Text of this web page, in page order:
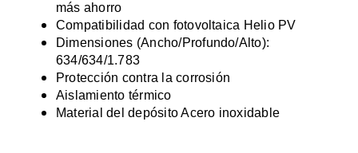
más ahorro
Compatibilidad con fotovoltaica Helio PV
Dimensiones (Ancho/Profundo/Alto):
634/634/1.783
Protección contra la corrosión
Aislamiento térmico
Material del depósito Acero inoxidable